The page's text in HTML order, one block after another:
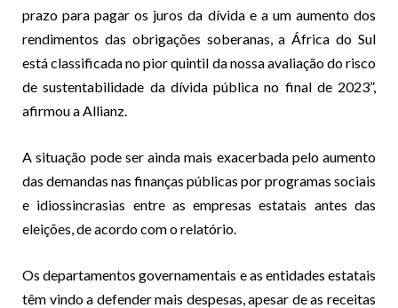
prazo para pagar os juros da dívida e a um aumento dos
rendimentos das obrigações soberanas, a África do Sul
está classificada no pior quintil da nossa avaliação do risco
de sustentabilidade da dívida pública no final de 2023”,
afirmou a Allianz.
A situação pode ser ainda mais exacerbada pelo aumento
das demandas nas finanças públicas por programas sociais
e idiossincrasias entre as empresas estatais antes das
eleições, de acordo com o relatório.
Os departamentos governamentais e as entidades estatais
têm vindo a defender mais despesas, apesar de as receitas